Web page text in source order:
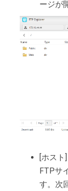
ージが
[ホスト
FTPサ
す。次